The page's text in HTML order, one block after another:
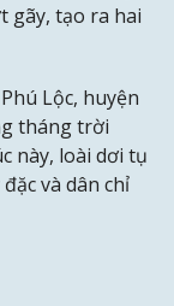
gãy, tạo ra hai
Lộc, huyện
tháng trời
này, loài dơi tụ
và dân chỉ